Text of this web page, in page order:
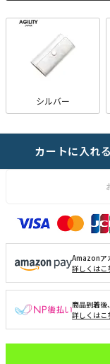
シルバー
カートに入れる
Amazonア
詳しくはこ
商品到着後
詳しくはこ